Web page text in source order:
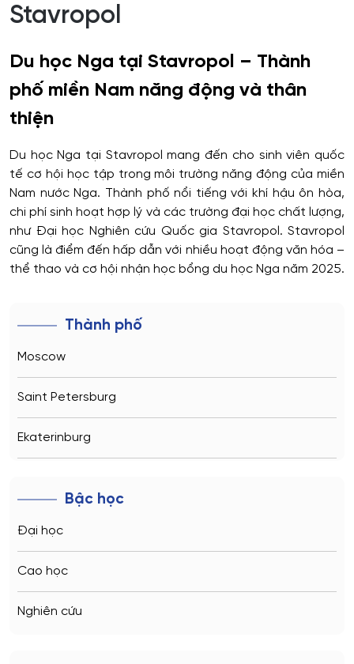
Stavropol
Du học Nga tại Stavropol – Thành
phố miền Nam năng động và thân
thiện
Du học Nga tại Stavropol mang đến cho sinh viên quốc
tế cơ hội học tập trong môi trường năng động của miền
Nam nước Nga. Thành phố nổi tiếng với khí hậu ôn hòa,
chi phí sinh hoạt hợp lý và các trường đại học chất lượng,
như Đại học Nghiên cứu Quốc gia Stavropol. Stavropol
cũng là điểm đến hấp dẫn với nhiều hoạt động văn hóa –
thể thao và cơ hội nhận học bổng du học Nga năm 2025.
Thành phố
Moscow
Saint Petersburg
Ekaterinburg
Bậc học
Đại học
Cao học
Nghiên cứu